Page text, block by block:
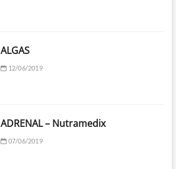
ALGAS
12/06/2019
ADRENAL – Nutramedix
07/06/2019